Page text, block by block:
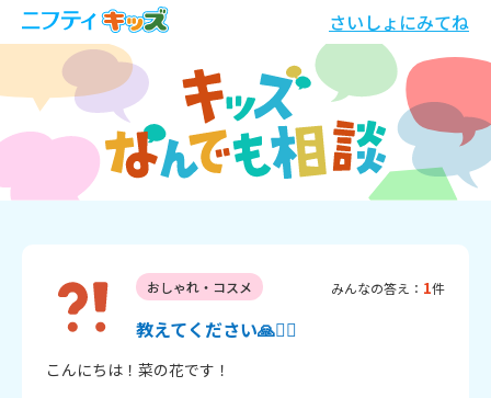
さいしょにみてね
おしゃれ・コスメ みんなの答え： 1件
教えてください🙏🙇‍♀️
こんにちは！菜の花です！